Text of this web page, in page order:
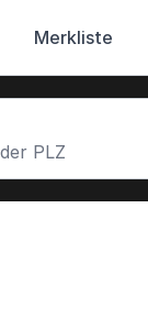
Merkliste